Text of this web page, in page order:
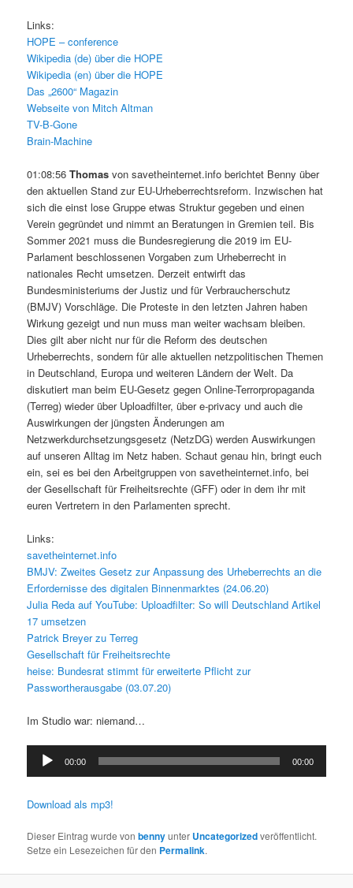
Links:
HOPE – conference
Wikipedia (de) über die HOPE
Wikipedia (en) über die HOPE
Das „2600“ Magazin
Webseite von Mitch Altman
TV-B-Gone
Brain-Machine
01:08:56Thomas von savetheinternet.info berichtet Benny über
den aktuellen Stand zur EU-Urheberrechtsreform. Inzwischen hat
sich die einst lose Gruppe etwas Struktur gegeben und einen
Verein gegründet und nimmt an Beratungen in Gremien teil. Bis
Sommer 2021 muss die Bundesregierung die 2019 im EU-
Parlament beschlossenen Vorgaben zum Urheberrecht in
nationales Recht umsetzen. Derzeit entwirft das
Bundesministeriums der Justiz und für Verbraucherschutz
(BMJV) Vorschläge. Die Proteste in den letzten Jahren haben
Wirkung gezeigt und nun muss man weiter wachsam bleiben.
Dies gilt aber nicht nur für die Reform des deutschen
Urheberrechts, sondern für alle aktuellen netzpolitischen Themen
in Deutschland, Europa und weiteren Ländern der Welt. Da
diskutiert man beim EU-Gesetz gegen Online-Terrorpropaganda
(Terreg) wieder über Uploadfilter, über e-privacy und auch die
Auswirkungen der jüngsten Änderungen am
Netzwerkdurchsetzungsgesetz (NetzDG) werden Auswirkungen
auf unseren Alltag im Netz haben. Schaut genau hin, bringt euch
ein, sei es bei den Arbeitgruppen von savetheinternet.info, bei
der Gesellschaft für Freiheitsrechte (GFF) oder in dem ihr mit
euren Vertretern in den Parlamenten sprecht.
Links:
savetheinternet.info
BMJV: Zweites Gesetz zur Anpassung des Urheberrechts an die
Erfordernisse des digitalen Binnenmarktes (24.06.20)
Julia Reda auf YouTube: Uploadfilter: So will Deutschland Artikel
17 umsetzen
Patrick Breyer zu Terreg
Gesellschaft für Freiheitsrechte
heise: Bundesrat stimmt für erweiterte Pflicht zur
Passwortherausgabe (03.07.20)
Im Studio war: niemand…
Audio-
Player
00:00 00:00
Download als mp3!
Dieser Eintrag wurde vonbennyunter Uncategorizedveröffentlicht.
Setze ein Lesezeichen für den Permalink.